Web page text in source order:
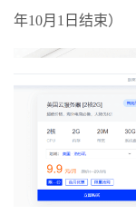
年10月1日结束）